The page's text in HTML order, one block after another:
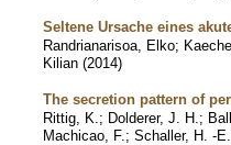
Seltene Ursache eines
Randrianarisoa, Elko;
Kilian (2014)
The secretion pattern of
Rittig, K. ; Dolderer, J. H. ;
Machicao, F. ; Schaller, H. -E.